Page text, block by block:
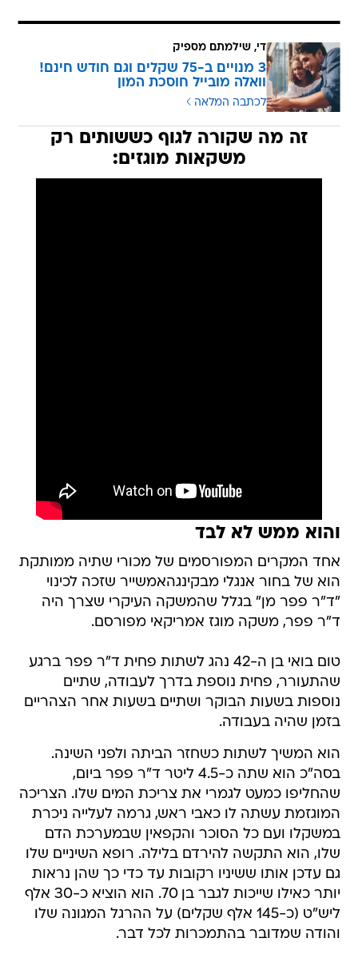
די, שילמתם מספיק
3 מנויים ב-75 שקלים וגם חודש חינם!
וואלה מובייל חוסכת המון
לכתבה המלאה
זה מה שקורה לגוף כששותים רק
משקאות מוגזים:
והוא ממש לא לבד
אחד המקרים המפורסמים של מכורי שתיה ממותקת
הוא של בחור אנגלי מבקינגהאמשייר שזכה לכינוי
"ד"ר פפר מן" בגלל שהמשקה העיקרי שצרך היה
ד"ר פפר, משקה מוגז אמריקאי מפורסם.
טום בואי בן ה-42 נהג לשתות פחית ד"ר פפר ברגע
שהתעורר, פחית נוספת בדרך לעבודה, שתיים
נוספות בשעות הבוקר ושתיים בשעות אחר הצהריים
בזמן שהיה בעבודה.
הוא המשיך לשתות כשחזר הביתה ולפני השינה.
בסה"כ הוא שתה כ-4.5 ליטר ד"ר פפר ביום,
שהחליפו כמעט לגמרי את צריכת המים שלו. הצריכה
המוגזמת עשתה לו כאבי ראש, גרמה לעלייה ניכרת
במשקלו ועם כל הסוכר והקפאין שבמערכת הדם
שלו, הוא התקשה להירדם בלילה. רופא השיניים שלו
גם עדכן אותו ששיניו רקובות עד כדי כך שהן נראות
יותר כאילו שייכות לגבר בן 70. הוא הוציא כ-30 אלף
ליש"ט (כ-145 אלף שקלים) על ההרגל המגונה שלו
והודה שמדובר בהתמכרות לכל דבר.